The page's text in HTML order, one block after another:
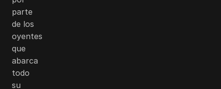
parte
de los
oyentes
que
abarca
todo
su